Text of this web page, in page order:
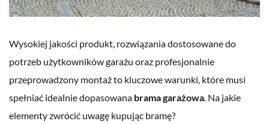
Wysokiej jakości produkt, rozwiązania dostosowane do
potrzeb użytkowników garażu oraz profesjonalnie
przeprowadzony montaż to kluczowe warunki, które musi
spełniać idealnie dopasowana brama garażowa. Na jakie
elementy zwrócić uwagę kupując bramę?